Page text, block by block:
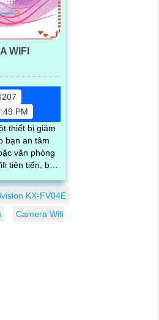
WIFI
PM
thiết bị giám
bạn an tâm
văn phòng
động chỉ
KX-FV04E
Camera Wifi